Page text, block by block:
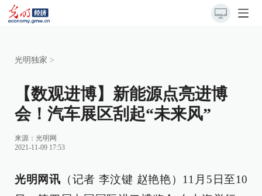
光明独家 >
【数观进博】新能源点亮进博
会！汽车展区刮起“未来风”
来源： 光明网
2021-11-09 17:53
光明网讯 （记者 李汶键 赵艳艳）11月5日至10